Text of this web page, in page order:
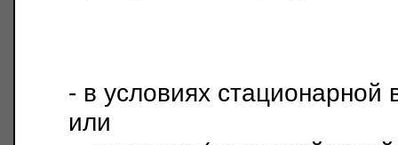
- в условиях стационарной
или